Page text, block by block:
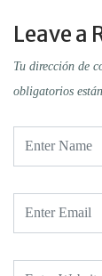
Leave a
Tu dirección de
obligatorios